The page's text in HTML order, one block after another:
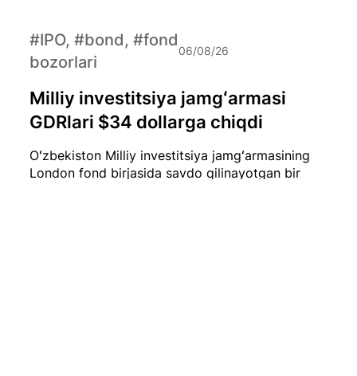
Oʻzbekiston Milliy investitsiya jamgʻarmasining
London fond birjasida savdo qilinayotgan bir
Milliy investitsiya jamgʻarmasi
GDRlari $34 dollarga chiqdi
#IPO, #bond, #fond
bozorlari
06/08/26